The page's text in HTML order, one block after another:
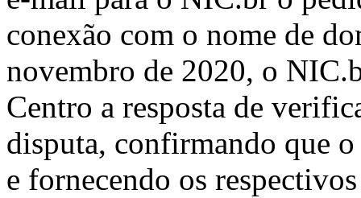
conexão com o nome de
novembro de 2020, o
Centro a resposta de
disputa, confirmando que
e fornecendo os